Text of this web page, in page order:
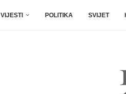
VIJESTI POLITIKA SVIJET